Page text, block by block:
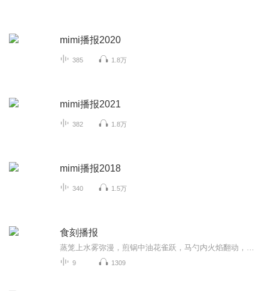
mimi播报2020
385 1.8万
mimi播报2021
382 1.8万
mimi播报2018
340 1.5万
食刻播报
9 1309